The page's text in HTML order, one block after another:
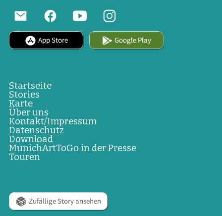
App Store Google Play
Startseite
Stories
Karte
Über uns
Kontakt/Impressum
Datenschutz
Download
MunichArtToGo in der Presse
Touren
Zufällige Story ansehen